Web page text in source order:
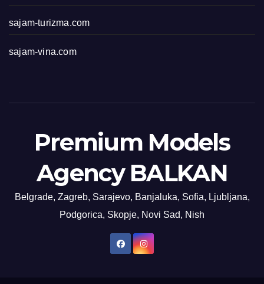
sajam-turizma.com
sajam-vina.com
Premium Models
Agency BALKAN
Belgrade, Zagreb, Sarajevo, Banjaluka, Sofia, Ljubljana,
Podgorica, Skopje, Novi Sad, Nish